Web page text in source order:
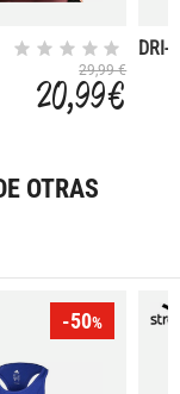
29,99 €
20,99 €
DRI-
OTRAS
-50%